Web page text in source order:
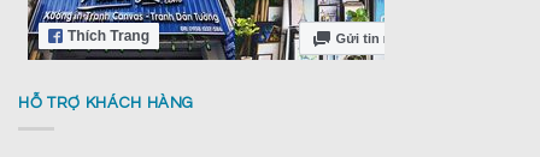
HỖ TRỢ KHÁCH HÀNG